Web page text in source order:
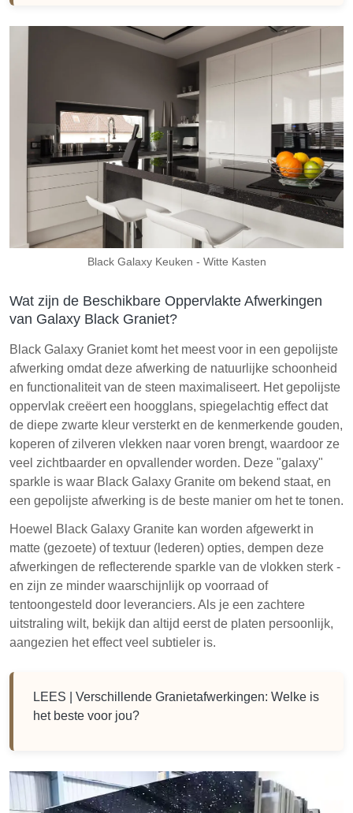
Black Galaxy Keuken - Witte Kasten
Wat zijn de Beschikbare Oppervlakte Afwerkingen
van Galaxy Black Graniet?
Black Galaxy Graniet komt het meest voor in een gepolijste
afwerking omdat deze afwerking de natuurlijke schoonheid
en functionaliteit van de steen maximaliseert. Het gepolijste
oppervlak creëert een hoogglans, spiegelachtig effect dat
de diepe zwarte kleur versterkt en de kenmerkende gouden,
koperen of zilveren vlekken naar voren brengt, waardoor ze
veel zichtbaarder en opvallender worden. Deze "galaxy"
sparkle is waar Black Galaxy Granite om bekend staat, en
een gepolijste afwerking is de beste manier om het te tonen.
Hoewel Black Galaxy Granite kan worden afgewerkt in
matte (gezoete) of textuur (lederen) opties, dempen deze
afwerkingen de reflecterende sparkle van de vlokken sterk -
en zijn ze minder waarschijnlijk op voorraad of
tentoongesteld door leveranciers. Als je een zachtere
uitstraling wilt, bekijk dan altijd eerst de platen persoonlijk,
aangezien het effect veel subtieler is.
LEES |Verschillende Granietafwerkingen: Welke is
het beste voor jou?